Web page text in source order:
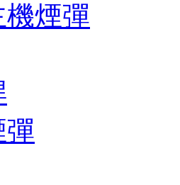
煙彈
彈